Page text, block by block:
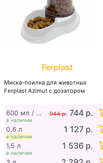
Ferplast
Миска-поилка для животных
Ferplast Azimut с дозатором
в наличии
600 мл / брак (отсутствуют ножки, потертый пластик)) 944 р. 744 р.
в наличии
0,6 л 1 127 р.
в наличии
1,5 л 1 536 р.